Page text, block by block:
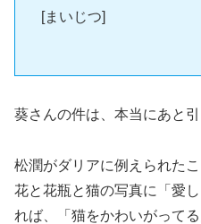
[まいじつ]
葵さんの件は、本当にあと引
松潤がダリアに例えられた
花と花瓶と猫の写真に「愛
れば、「猫をかわいがって